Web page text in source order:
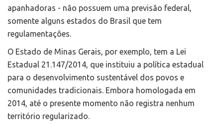
apanhadoras - não possuem uma previsão federal,
somente alguns estados do Brasil que tem
regulamentações.
O Estado de Minas Gerais, por exemplo, tem a Lei
Estadual 21.147/2014, que instituiu a política estadual
para o desenvolvimento sustentável dos povos e
comunidades tradicionais. Embora homologada em
2014, até o presente momento não registra nenhum
território regularizado.